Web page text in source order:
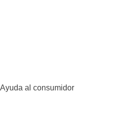
Ayuda al consumidor